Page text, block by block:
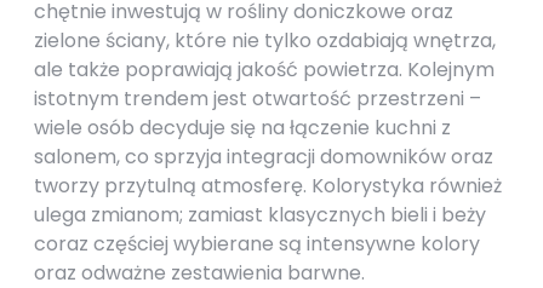
chętnie inwestują w rośliny doniczkowe oraz
zielone ściany, które nie tylko ozdabiają wnętrza,
ale także poprawiają jakość powietrza. Kolejnym
istotnym trendem jest otwartość przestrzeni –
wiele osób decyduje się na łączenie kuchni z
salonem, co sprzyja integracji domowników oraz
tworzy przytulną atmosferę. Kolorystyka również
ulega zmianom; zamiast klasycznych bieli i beży
coraz częściej wybierane są intensywne kolory
oraz odważne zestawienia barwne.